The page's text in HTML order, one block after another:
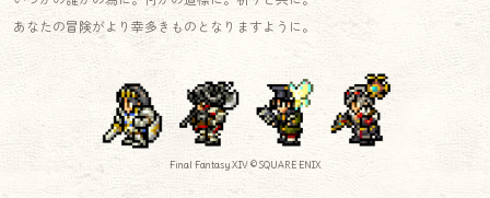
あなたの冒険がより幸多きものとなりますように。
Final Fantasy XIV © SQUARE ENIX